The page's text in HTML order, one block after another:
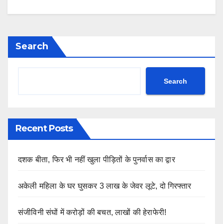
Search
Search
Recent Posts
दशक बीता, फिर भी नहीं खुला पीड़ितों के पुनर्वास का द्वार
अकेली महिला के घर घुसकर 3 लाख के जेवर लूटे, दो गिरफ्तार
संजीविनी संघों में करोड़ों की बचत, लाखों की हेराफेरी!